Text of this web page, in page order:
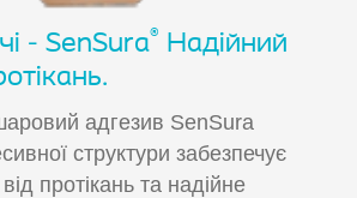
- SenSura® Надійний
адгезив SenSura
структури забезпечує
протікань та надійне